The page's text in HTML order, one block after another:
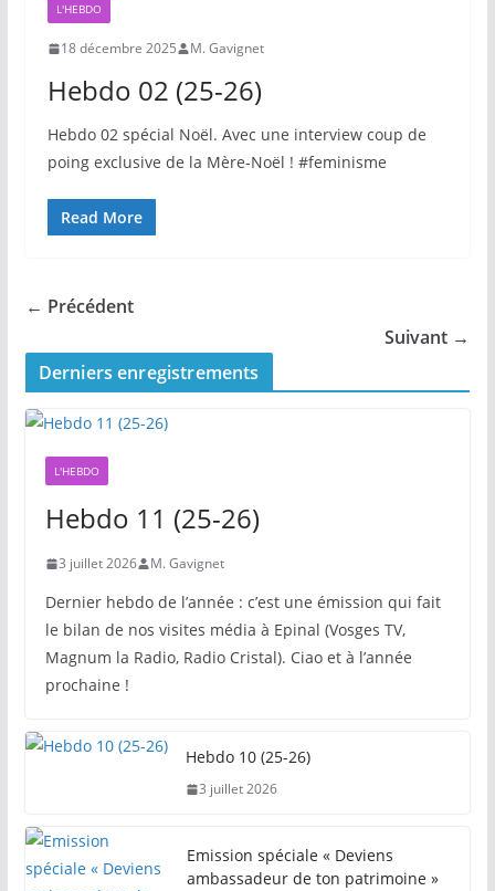
L'HEBDO
18 décembre 2025 M. Gavignet
Hebdo 02 (25-26)
Hebdo 02 spécial Noël. Avec une interview coup de
poing exclusive de la Mère-Noël ! #feminisme
Read More
← Précédent
Suivant →
Derniers enregistrements
L'HEBDO
Hebdo 11 (25-26)
3 juillet 2026 M. Gavignet
Dernier hebdo de l’année : c’est une émission qui fait
le bilan de nos visites média à Epinal (Vosges TV,
Magnum la Radio, Radio Cristal). Ciao et à l’année
prochaine !
Hebdo 10 (25-26)
3 juillet 2026
Emission spéciale « Deviens
ambassadeur de ton patrimoine »